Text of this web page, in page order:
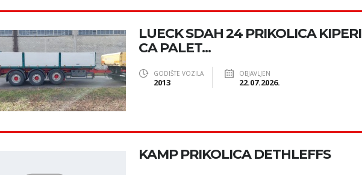
LUECK SDAH 24 PRIKOLICA KIPERI
CA PALET...
GODIŠTE VOZILA
2013
OBJAVLJEN
22.07.2026.
KAMP PRIKOLICA DETHLEFFS